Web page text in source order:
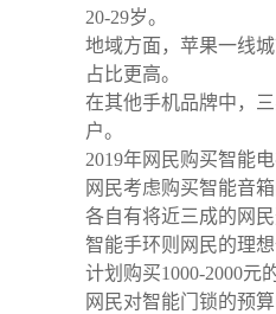
20-29岁。
地域方面，苹果一线
占比更高。
在其他手机品牌中，
户。
2019年网民购买智能
网民考虑购买智能音
各自有将近三成的网民
智能手环则网民的理
计划购买1000-2000元
网民对智能门锁的预